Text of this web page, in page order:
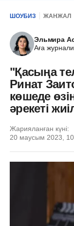
ШОУБИЗ ЖАНЖАЛ
Эльмира
Аға
"Қасыңа
Ринат
көшеде
әрекеті
Жарияланған күні:
20 маусым 2023,